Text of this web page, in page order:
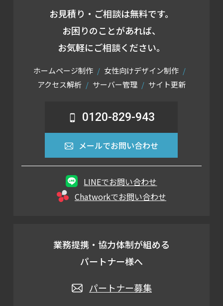
お見積り・ご相談は無料です。
お困りのことがあれば、
お気軽にご相談ください。
ホームページ制作
女性向けデザイン制作
アクセス解析
サーバー管理 サイト更新
0120-829-943
メールでお問い合わせ
LINEでお問い合わせ
Chatworkでお問い合わせ
業務提携・協力体制が組める
パートナー様へ
パートナー募集